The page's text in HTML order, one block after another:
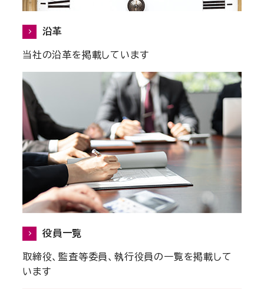
沿革
当社の沿革を掲載しています
役員一覧
取締役、監査等委員、執行役員の一覧を掲載して
います